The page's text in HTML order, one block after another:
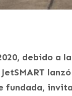
debido a
fundada,